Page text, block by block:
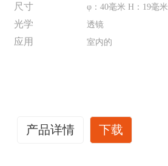
尺寸 φ：40毫米 H：19毫米
光学 透镜
应用 室内的
产品详情 下载